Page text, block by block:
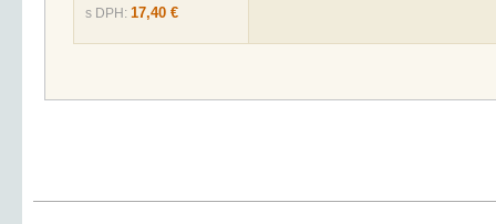
s DPH: 17,40 €